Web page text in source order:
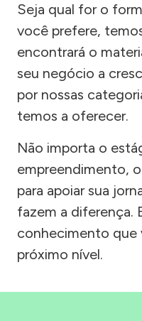
Seja qual for o
você prefere,
encontrará o
seu negócio a
por nossas
temos a oferecer.
Não importa o
empreendimento,
para apoiar sua
fazem a diferença.
conhecimento que
próximo nível.